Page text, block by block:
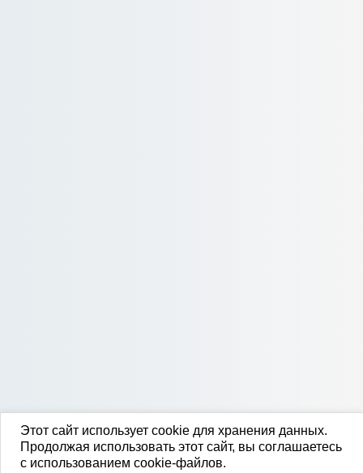
Этот сайт использует cookie для хранения данных.
Продолжая использовать этот сайт, вы соглашаетесь
с использованием cookie-файлов.